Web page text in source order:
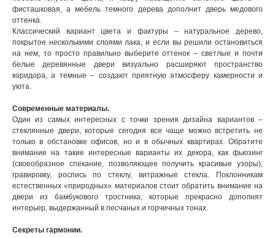
фисташковая, а мебель темного дерева дополнит дверь медового
оттенка.
Классический вариант цвета и фактуры – натуральное дерево,
покрытое несколькими слоями лака, и если вы решили остановиться
на нем, то просто правильно выберите оттенок – светлые и почти
белые деревянные двери визуально расширяют пространство
коридора, а темные – создают приятную атмосферу камерности и
уюта.
Современные материалы.
Один из самых интересных с точки зрения дизайна вариантов –
стеклянные двери, которые сегодня все чаще можно встретить не
только в обстановке офисов, но и в обычных квартирах. Обратите
внимание на такие интересные варианты их декора, как фьюзинг
(своеобразное спекание, позволяющее получить красивые узоры),
гравировку, роспись по стеклу, витражные стекла. Поклонникам
естественных «природных» материалов стоит обратить внимание на
двери из бамбукового тростника, которые прекрасно дополнят
интерьер, выдержанный в песчаных и горчичных тонах.
Секреты гармонии.